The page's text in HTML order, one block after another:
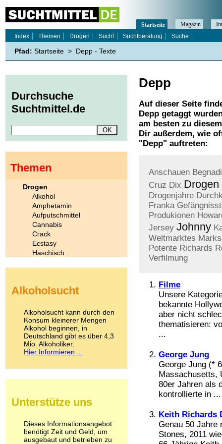
Depp
Auf dieser Seite
Depp getaggt
am besten zu
Dir außerdem, wie
" Depp" auftreten:
Anschauen
Cruz Dix Drogen
Drogenjahre
Franka
Produkionen
Jersey Johnny
Weltmarktes Marks
Potente Richards
Verfilmung
Filme
Unsere
bekannte
aber nicht
thematisieren:
...
George Jung
George Jung (*
Massachusetts,
80er Jahren als
kontrollierte in ...
Keith Richards
Genau 50 Jahre
Stones, 2011
Startseite Magazin
Index
Themen Drogen Sucht Suchtberatung Suche
Pfad: Startseite > Depp - Texte
Durchsuche
Suchtmittel.de
Themen
Drogen
Alkohol
Amphetamin
Aufputschmittel
Cannabis
Crack
Ecstasy
Haschisch
Kokain
LSD
Marihuana
Medikamente
Meskalin
Metamphetamin
Methadon
Pilze
Psychopharmaka
Schlafmittel
Schmerzmittel
Alkoholsucht
Alkoholsucht kann durch den
Konsum kleinerer Mengen
Alkohol beginnen, in
Deutschland gibt es über 4,3
Mio. Alkoholiker.
Hier Informieren ...
Unterstütze uns
Dieses Informationsangebot
benötigt Zeit und Geld, um
ausgebaut und betrieben zu